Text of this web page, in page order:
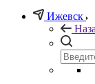
Ижевск